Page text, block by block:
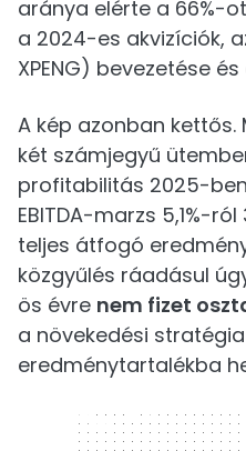
aránya elérte a 66%-
a 2024-es akvizíciók,
XPENG) bevezetése
A kép azonban kettős.
két számjegyű
profitabilitás 2025-
EBITDA-marzs 5,1%-
teljes átfogó
közgyűlés ráadásul
ös évre nem fizet
a növekedési
eredménytartalékba
320 x 50